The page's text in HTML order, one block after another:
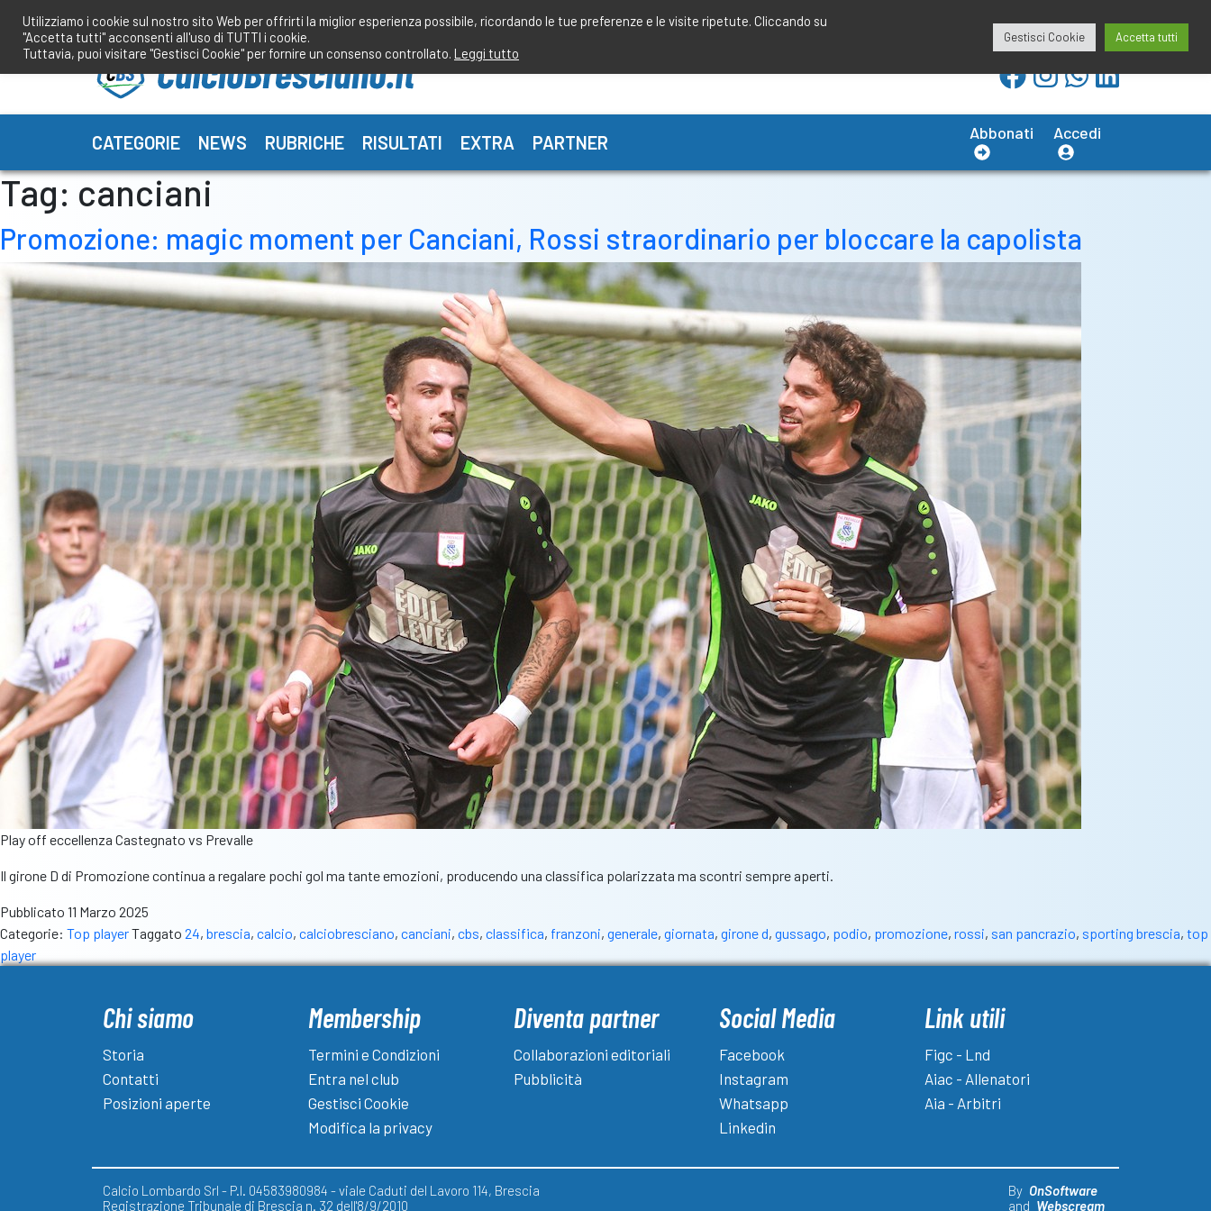
contenuto
redazione@calciobresciano.it
CATEGORIE NEWS RUBRICHE RISULTATI EXTRA PARTNER Abbonati Accedi
Tag: canciani
Promozione: magic moment per Canciani, Rossi straordinario per bloccare la capolista
Play off eccellenza Castegnato vs Prevalle
Il girone D di Promozione continua a regalare pochi gol ma tante emozioni, producendo una classifica polarizzata ma scontri sempre aperti.
Pubblicato 11 Marzo 2025
Categorie: Top playerTaggato 24, brescia, calcio, calciobresciano, canciani, cbs, classifica, franzoni, generale, giornata, girone d, gussago, podio, promozione, rossi, san pancrazio, sporting brescia, top
player
Chi siamo
Storia
Contatti
Posizioni aperte
Membership
Termini e Condizioni
Entra nel club
Gestisci Cookie
Modifica la privacy
Diventa partner
Collaborazioni editoriali
Pubblicità
Social Media
Facebook
Instagram
Whatsapp
Linkedin
Link utili
Figc - Lnd
Aiac - Allenatori
Aia - Arbitri
Calcio Lombardo Srl - P.I. 04583980984 - viale Caduti del Lavoro 114, Brescia
Registrazione Tribunale di Brescia n. 32 dell'8/9/2010
By OnSoftware
and Webscream
Utilizziamo i cookie sul nostro sito Web per offrirti la miglior esperienza possibile, ricordando le tue preferenze e le visite ripetute. Cliccando su
"Accetta tutti" acconsenti all'uso di TUTTI i cookie.
Tuttavia, puoi visitare "Gestisci Cookie" per fornire un consenso controllato. Leggi tutto
Gestisci Cookie Accetta tutti